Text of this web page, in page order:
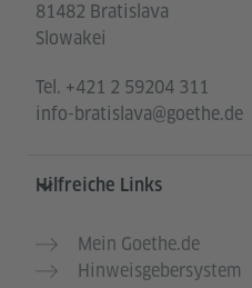
81482 Bratislava
Slowakei
Tel. +421 2 59204 311
info-bratislava@goethe.de
Hilfreiche Links
Mein Goethe.de
Hinweisgebersystem